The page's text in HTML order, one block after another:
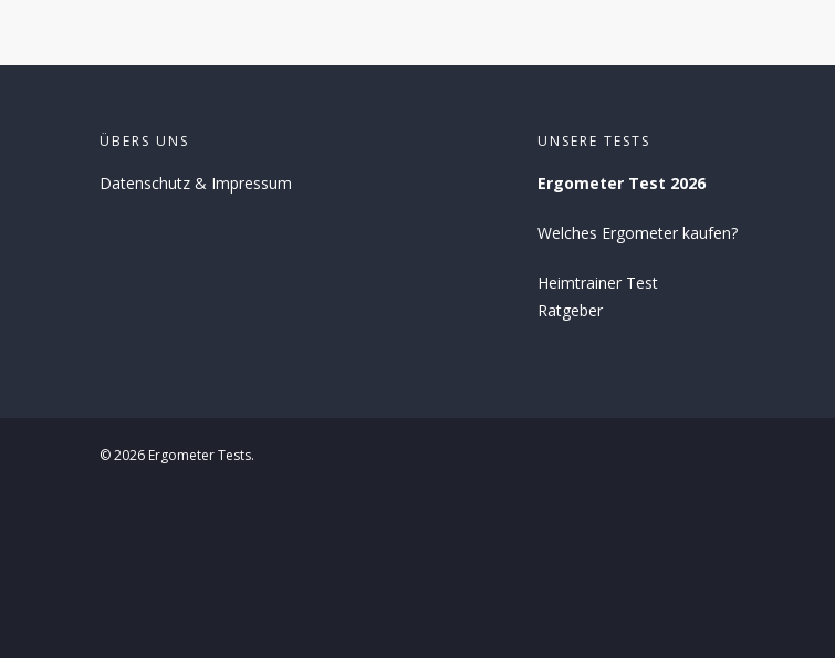
ÜBERS UNS
Datenschutz & Impressum
UNSERE TESTS
Ergometer Test 2026
Welches Ergometer kaufen?
Heimtrainer Test
Ratgeber
© 2026 Ergometer Tests.